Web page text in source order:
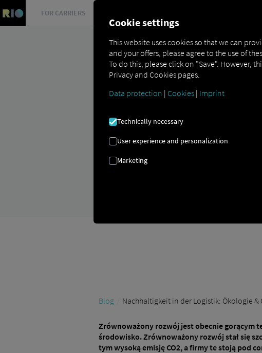
FOR CARRIERS
LOGISTYKA |
Zrównoważony rozwój w
Blog Nachhaltigkeit in der Logistik: Ökologie
Zrównoważony rozwój jest obecnie gorącym
środowisko. Zrównoważony rozwój stał się
tym wysoką emisję CO2, a firmy te stoją pod
Cookie settings
This website uses cookies so that we can
and your offers, please agree to the use of
To do this, please click on "Save". However,
Privacy and Cookies pages.
Data protection | Cookies | Imprint
Technically necessary
User experience and personalization
Marketing